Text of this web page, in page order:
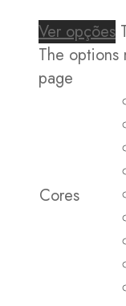
Ver opções
The options
page
Cores